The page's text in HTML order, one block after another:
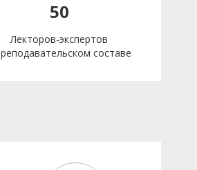
50
Лекторов-экспертов
составе